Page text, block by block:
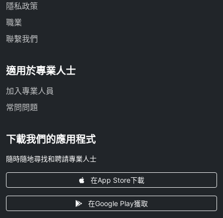
隱私政策
職業
聯繫我們
適用於專業人士
加入專業人員
常問問題
下載我們的應用程式
隨時隨地尋找和聘請專業人士
在App Store下載
在Google Play獲取